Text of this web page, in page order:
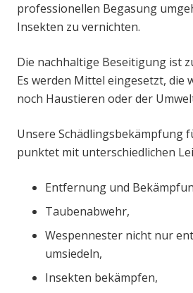
professionellen Begasung
Insekten zu vernichten.
Die nachhaltige Beseitigung ist
Es werden Mittel eingesetzt, die
noch Haustieren oder der
Unsere Schädlingsbekämpfung
punktet mit unterschiedlichen
Entfernung und
Taubenabwehr,
Wespennester nicht nur
umsiedeln,
Insekten bekämpfen,